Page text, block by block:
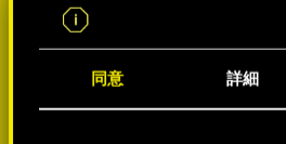
同意 詳細